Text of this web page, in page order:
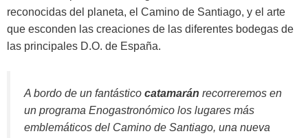
reconocidas del planeta, el Camino de Santiago, y el arte
que esconden las creaciones de las diferentes bodegas de
las principales D.O. de España.
A bordo de un fantástico catamarán recorreremos en
un programa Enogastronómico los lugares más
emblemáticos del Camino de Santiago, una nueva